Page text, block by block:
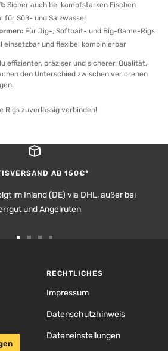
Sicher auch bei kampfstarken Fischen
für Süß- und Salzwasser
Für Jig-, Softbait- und Big-Game-Rigs
einsetzbar und flexibel kombinierbar
effizienter, präziser und sicherer. Qualität,
den Unterschied zwischen verlorenen
Rigs zuverlässig verbinden!
AB 150€*
im Inland (DE) via DHL, außer bei
und Angelruten
4
RECHTLICHES
Impressum
Datenschutzhinweis
Dateneinstellungen